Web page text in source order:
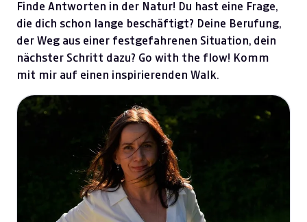
Finde Antworten in der Natur! Du hast eine Frage,
die dich schon lange beschäftigt? Deine Berufung,
der Weg aus einer festgefahrenen Situation, dein
nächster Schritt dazu? Go with the flow! Komm
mit mir auf einen inspirierenden Walk.